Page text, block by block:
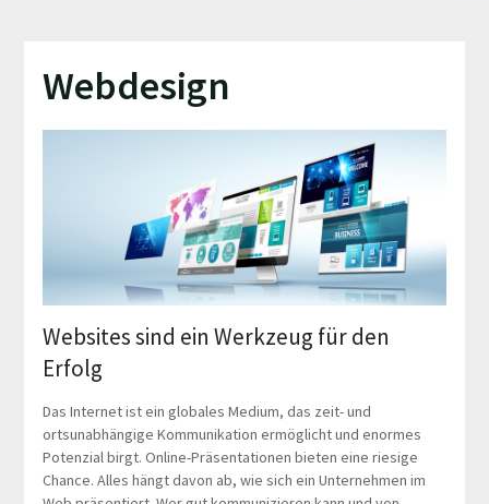
Webdesign
Websites sind ein Werkzeug für den
Erfolg
Das Internet ist ein globales Medium, das zeit- und
ortsunabhängige Kommunikation ermöglicht und enormes
Potenzial birgt. Online-Präsentationen bieten eine riesige
Chance. Alles hängt davon ab, wie sich ein Unternehmen im